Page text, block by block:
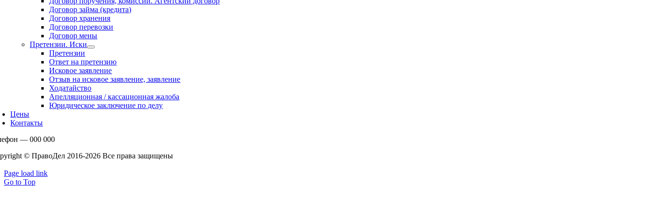
Договор займа (кредита)
Договор хранения
Договор перевозки
Договор мены
Претензии. Иски
Претензии
Ответ на претензию
Исковое заявление
Отзыв на исковое заявление, заявление
Ходатайство
Апелляционная / кассационная жалоба
Юридическое заключение по делу
Цены
Контакты
— 000 000
© ПравоДел 2016-2026 Все права защищены
Page load link
Go to Top